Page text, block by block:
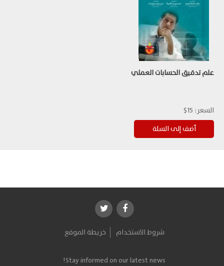
علم تدقيق الحسابات العملي
السعر: 15$
شروط الاستخدام خريطة الموقع
Stay informed on our latest news!